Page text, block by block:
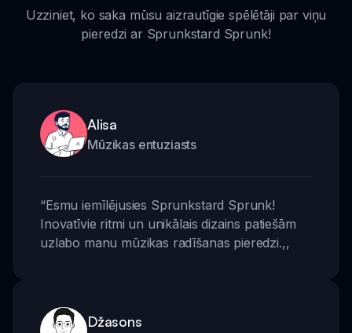
Uzziniet, ko saka mūsu aizrautīgie spēlētāji par viņu
pieredzi ar Sprunkstard Sprunk!
Alisa
Mūzikas entuziasts
“Esmu iemīlējusies Sprunkstard Sprunk!
Inovatīvie ritmi un unikālais dizains patiešām
uzlabo manu mūzikas radīšanas pieredzi.,,
Džasons